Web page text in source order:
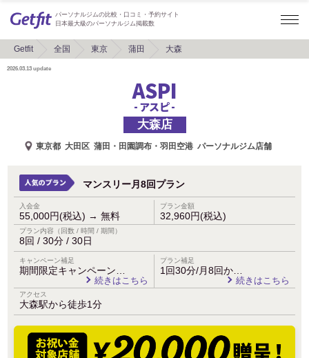
パーソナルジムの比較・口コミ・予約サイト
日本最大級のパーソナルジム掲載数
Getfit 全国 東京 蒲田 大森
2026.03.13 update
ASPI
- アスピ -
大森店
東京都 大田区 蒲田・田園調布・羽田空港 パーソナルジム店舗
マンスリー月8回プラン
入会金
55,000円(税込) → 無料
プラン金額
32,960円(税込)
プラン内容（回数 / 時間 / 期間）
8回 / 30分 / 30日
キャンペーン補足
期間限定キャンペーン…
続きはこちら
プラン補足
1回30分/月8回か…
続きはこちら
アクセス
大森駅から徒歩1分